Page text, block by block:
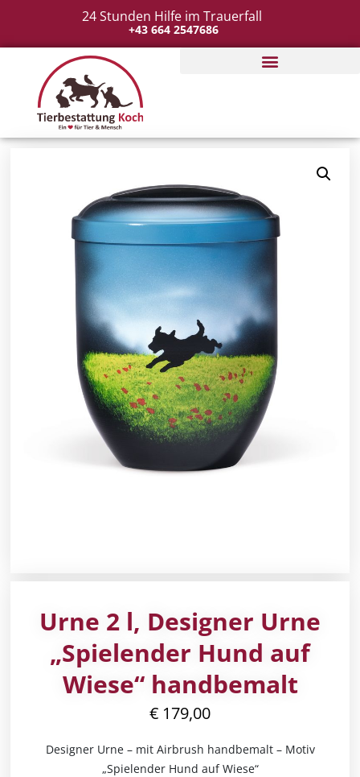
24 Stunden Hilfe im Trauerfall
+43 664 2547686
Urne 2 l, Designer Urne
„Spielender Hund auf
Wiese“ handbemalt
€ 179,00
Designer Urne – mit Airbrush handbemalt – Motiv
„Spielender Hund auf Wiese“